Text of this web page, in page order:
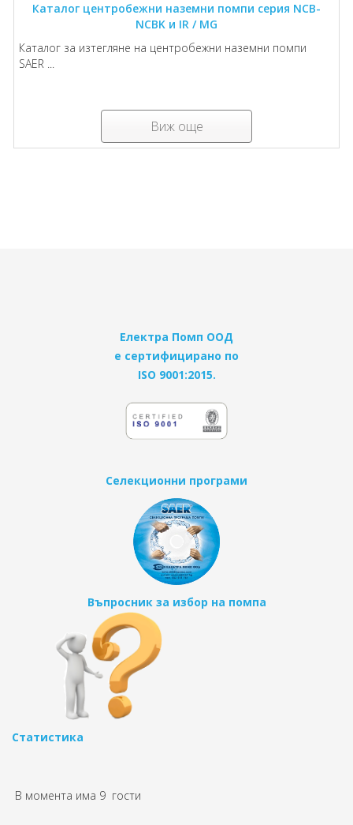
Каталог центробежни наземни помпи серия NCB-
NCBK и IR / MG
Каталог за изтегляне на центробежни наземни помпи
SAER ...
Виж още
Електра Помп ООД
е сертифицирано по
ISO 9001:2015.
Селекционни програми
Въпросник за избор на помпа
Статистика
В момента има 9 гости